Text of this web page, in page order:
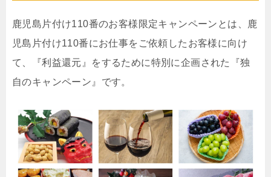
鹿児島片付け110番のお客様限定キャンペーンとは、鹿
児島片付け110番にお仕事をご依頼したお客様に向け
て、『利益還元』をするために特別に企画された『独
自のキャンペーン』です。